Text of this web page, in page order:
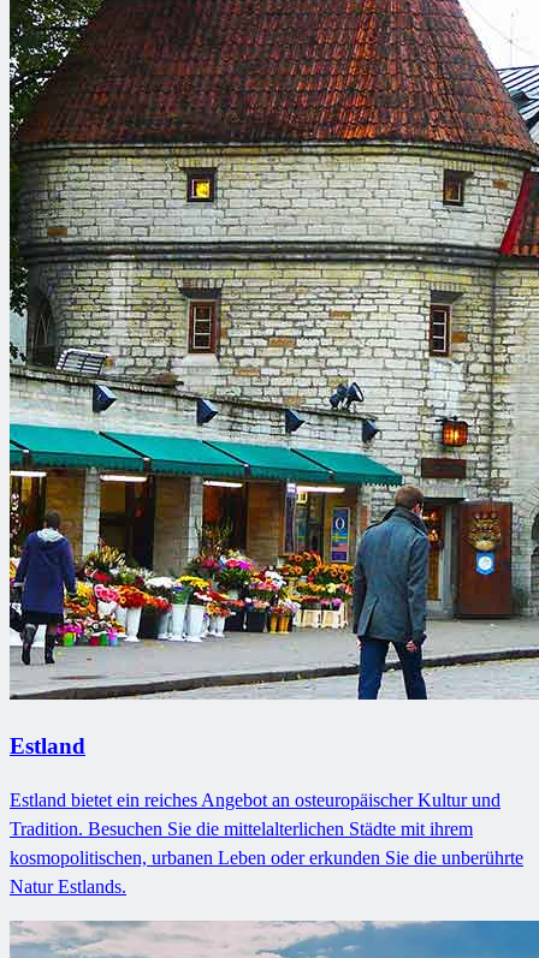
Estland
Estland bietet ein reiches Angebot an osteuropäischer Kultur und
Tradition. Besuchen Sie die mittelalterlichen Städte mit ihrem
kosmopolitischen, urbanen Leben oder erkunden Sie die unberührte
Natur Estlands.